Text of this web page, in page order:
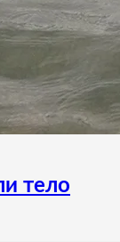
тело